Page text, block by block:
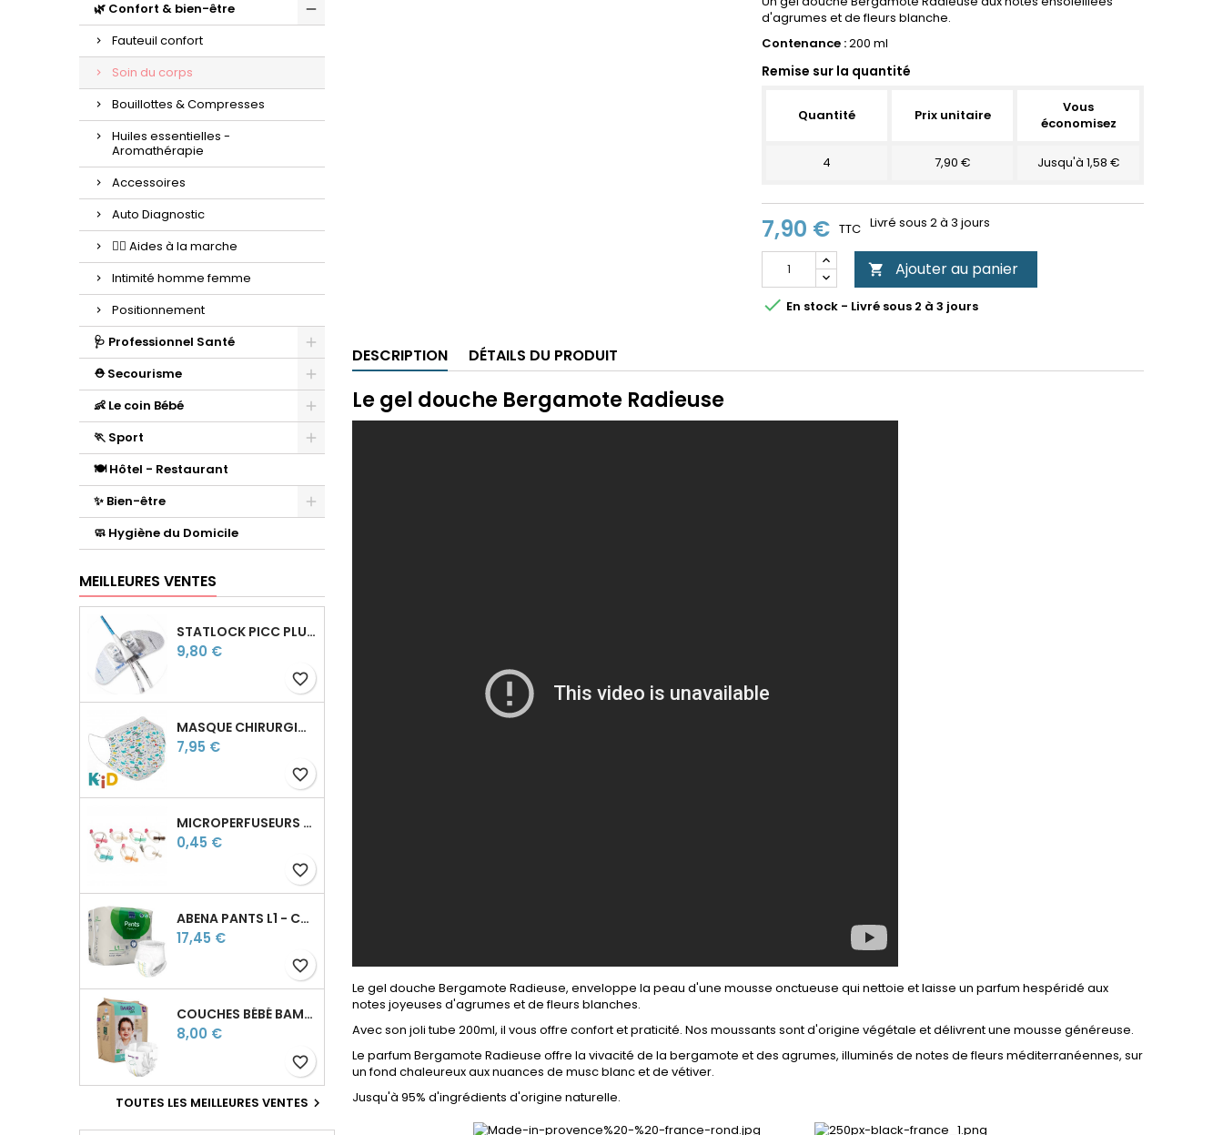
🌿 Confort & bien-être
Fauteuil confort
Soin du corps
Bouillottes & Compresses
Huiles essentielles -
Aromathérapie
Accessoires
Auto Diagnostic
🚶‍♂️ Aides à la marche
Intimité homme femme
Positionnement
🩺 Professionnel Santé
⛑️ Secourisme
👶 Le coin Bébé
🏃 Sport
🍽️ Hôtel - Restaurant
✨ Bien-être
🧼 Hygiène du Domicile
MEILLEURES VENTES
STATLOCK PICC PLUS — DISPOSITIF DE FIXATION CATHÉTER
Prix
9,80 €
favorite_border
MASQUE CHIRURGICAL ENFANT - TYPE II - 3 PLIS - FABRIQUÉ EN FRANCE
Prix
7,95 €
favorite_border
MICROPERFUSEURS ÉPICRANIENS SURFLO® TERUMO
Prix
0,45 €
favorite_border
ABENA PANTS L1 - CULOTTES ABSORBANTES JOUR
Prix
17,45 €
favorite_border
COUCHES BÉBÉ BAMBO NATURE T4 - L - 7 À 14 KG
Prix
8,00 €
favorite_border
TOUTES LES MEILLEURES VENTES 
d'agrumes et de fleurs blanche.
Contenance :200 ml
Remise sur la quantité
Quantité Prix unitaire
Vous
économisez
4 7,90 € Jusqu'à 1,58 €
7,90 € TTC Livré sous 2 à 3 jours
 Ajouter au panier
 En stock - Livré sous 2 à 3 jours
DESCRIPTION DÉTAILS DU PRODUIT
Le gel douche Bergamote Radieuse
Le gel douche Bergamote Radieuse, enveloppe la peau d'une mousse onctueuse qui nettoie et laisse un parfum hespéridé aux
notes joyeuses d'agrumes et de fleurs blanches.
Avec son joli tube 200ml, il vous offre confort et praticité. Nos moussants sont d'origine végétale et délivrent une mousse généreuse.
Le parfum Bergamote Radieuse offre la vivacité de la bergamote et des agrumes, illuminés de notes de fleurs méditerranéennes, sur
un fond chaleureux aux nuances de musc blanc et de vétiver.
Jusqu'à 95% d'ingrédients d'origine naturelle.